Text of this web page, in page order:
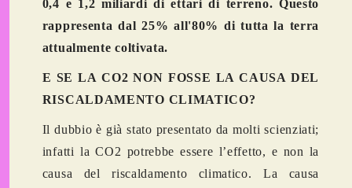
0,4 e 1,2 miliardi di ettari di terreno. Questo
rappresenta dal 25% all'80% di tutta la terra
attualmente coltivata.
E SE LA CO2 NON FOSSE LA CAUSA DEL
RISCALDAMENTO CLIMATICO?
Il dubbio è già stato presentato da molti scienziati;
infatti la CO2 potrebbe essere l’effetto, e non la
causa del riscaldamento climatico. La causa